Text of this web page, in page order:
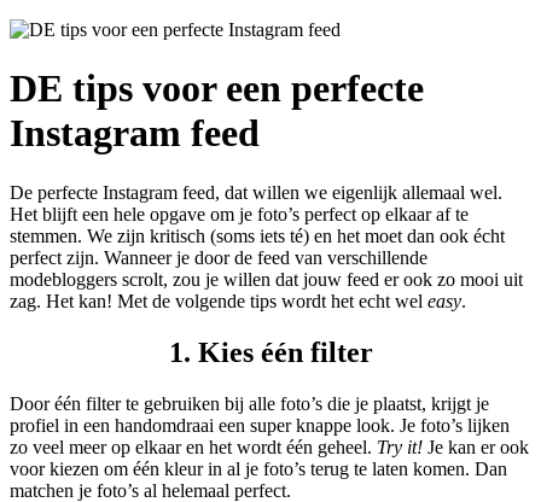
DE tips voor een perfecte
Instagram feed
De perfecte Instagram feed, dat willen we eigenlijk allemaal wel.
Het blijft een hele opgave om je foto’s perfect op elkaar af te
stemmen. We zijn kritisch (soms iets té) en het moet dan ook écht
perfect zijn. Wanneer je door de feed van verschillende
modebloggers scrolt, zou je willen dat jouw feed er ook zo mooi uit
zag. Het kan! Met de volgende tips wordt het echt wel easy.
1. Kies één filter
Door één filter te gebruiken bij alle foto’s die je plaatst, krijgt je
profiel in een handomdraai een super knappe look. Je foto’s lijken
zo veel meer op elkaar en het wordt één geheel. Try it! Je kan er ook
voor kiezen om één kleur in al je foto’s terug te laten komen. Dan
matchen je foto’s al helemaal perfect.